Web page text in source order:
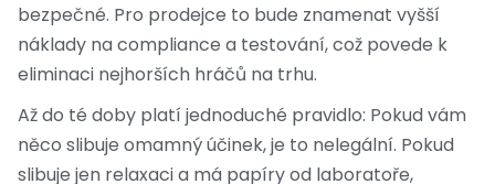
bezpečné. Pro prodejce to bude znamenat vyšší
náklady na compliance a testování, což povede k
eliminaci nejhorších hráčů na trhu.
Až do té doby platí jednoduché pravidlo: Pokud vám
něco slibuje omamný účinek, je to nelegální. Pokud
slibuje jen relaxaci a má papíry od laboratoře,